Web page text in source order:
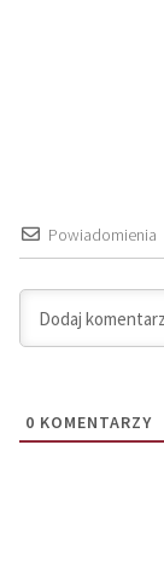
Powiadomienia
0 KOMENTARZY